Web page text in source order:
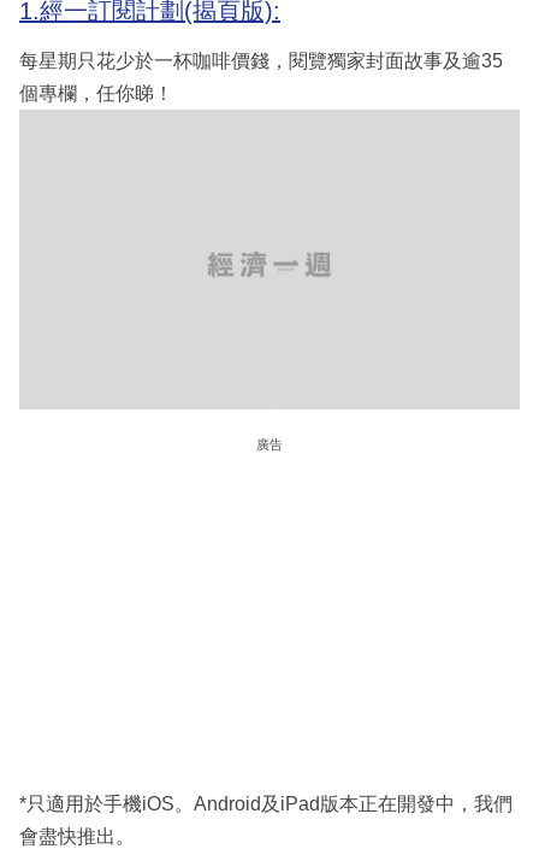
1.經一訂閱計劃(揭頁版):
每星期只花少於一杯咖啡價錢，閱覽獨家封面故事及逾35
個專欄，任你睇！
廣告
*只適用於手機iOS。Android及iPad版本正在開發中，我們
會盡快推出。